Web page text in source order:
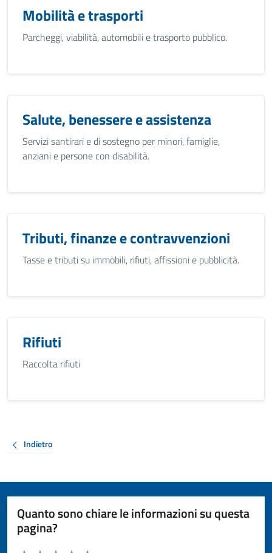
Mobilità e trasporti
Parcheggi, viabilità, automobili e trasporto pubblico.
Salute, benessere e assistenza
Servizi santirari e di sostegno per minori, famiglie,
anziani e persone con disabilità.
Tributi, finanze e contravvenzioni
Tasse e tributi su immobili, rifiuti, affissioni e pubblicità.
Rifiuti
Raccolta rifiuti
Indietro
Quanto sono chiare le informazioni su questa
pagina?